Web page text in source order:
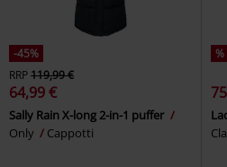
-45%
RRP119,99 €
64,99 €
Sally Rain X-long 2-in-1 puffer
Only
Cappotti
%